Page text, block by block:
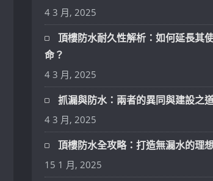
4 3 月, 2025
頂樓防水耐久性解析：如何延長其
命？
4 3 月, 2025
抓漏與防水：兩者的異同與建設之
4 3 月, 2025
頂樓防水全攻略：打造無漏水的理
15 1 月, 2025